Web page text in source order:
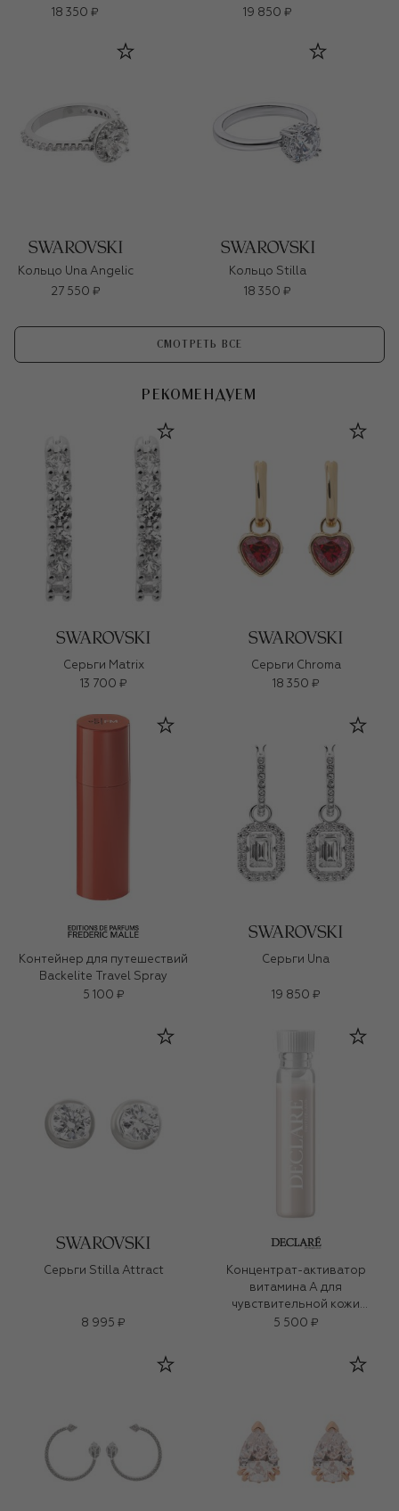
18 350 ₽
19 850 ₽
Кольцо Una Angelic
27 550 ₽
Кольцо Stilla
18 350 ₽
СМОТРЕТЬ ВСЕ
РЕКОМЕНДУЕМ
Серьги Matrix
13 700 ₽
Серьги Chroma
18 350 ₽
Контейнер для путешествий
Backelite Travel Spray
5 100 ₽
Серьги Una
19 850 ₽
Серьги Stilla Attract
8 995 ₽
Концентрат-активатор
витамина А для
чувствительной кожи
(7x2,5ml)
5 500 ₽